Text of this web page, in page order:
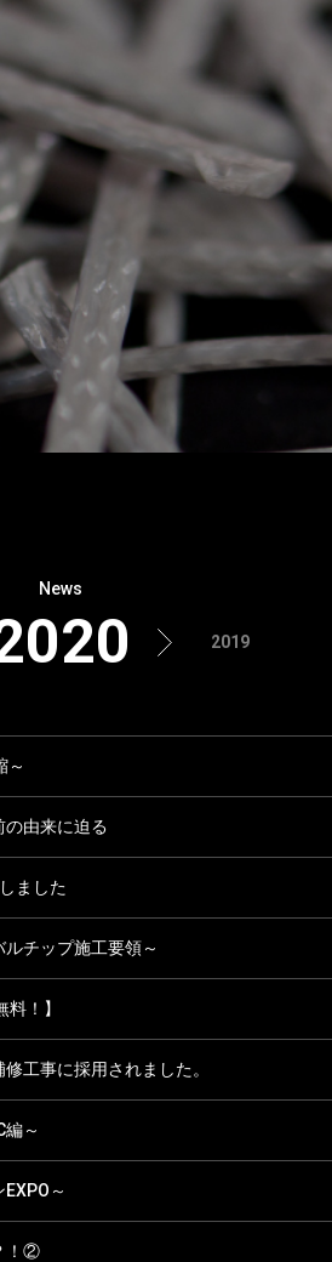
News
2019
～
の由来に迫る
ました
チップ施工要領～
！】
工事に採用されました。
～
～
！②